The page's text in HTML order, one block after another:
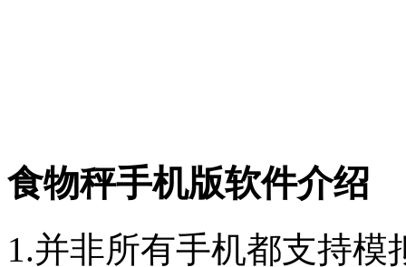
食物秤手机版软件介绍
1.并非所有手机都支持